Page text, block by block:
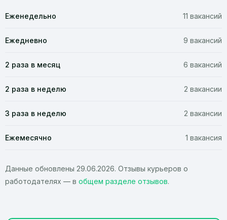
Еженедельно 11 вакансий
Ежедневно 9 вакансий
2 раза в месяц 6 вакансий
2 раза в неделю 2 вакансии
3 раза в неделю 2 вакансии
Ежемесячно 1 вакансия
Данные обновлены 29.06.2026. Отзывы курьеров о
работодателях — в общем разделе отзывов.